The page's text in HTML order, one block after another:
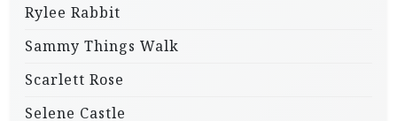
Rylee Rabbit
Sammy Things Walk
Scarlett Rose
Selene Castle